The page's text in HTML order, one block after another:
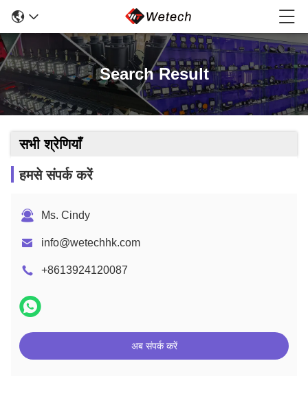
Search Result
सभी श्रेणियाँ
हमसे संपर्क करें
Ms. Cindy
info@wetechhk.com
+8613924120087
अब संपर्क करें